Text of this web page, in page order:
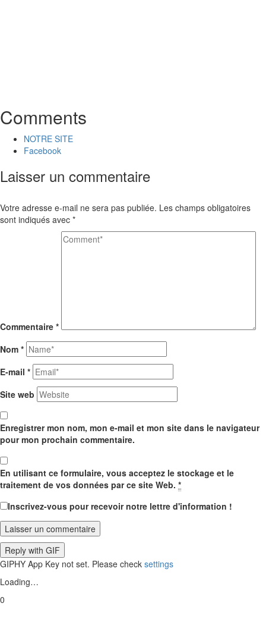
Comments
NOTRE SITE
Facebook
Laisser un commentaire
Votre adresse e-mail ne sera pas publiée. Les champs obligatoires
sont indiqués avec *
Commentaire *
Nom *
E-mail *
Site web
Enregistrer mon nom, mon e-mail et mon site dans le navigateur
pour mon prochain commentaire.
En utilisant ce formulaire, vous acceptez le stockage et le
traitement de vos données par ce site Web. *
Inscrivez-vous pour recevoir notre lettre d'information !
Laisser un commentaire
Reply with GIF
GIPHY App Key not set. Please check settings
Loading…
0